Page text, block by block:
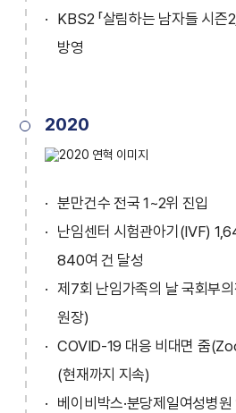
KBS2 「살림하는 남자들 시즌
방영
2020
분만건수 전국 1~2위 진입
난임센터 시험관아기(IVF)
840여 건 달성
제7회 난임가족의 날 국회부
원장)
COVID-19 대응 비대면 줌
(현재까지 지속)
베이비박스·분당제일여성병